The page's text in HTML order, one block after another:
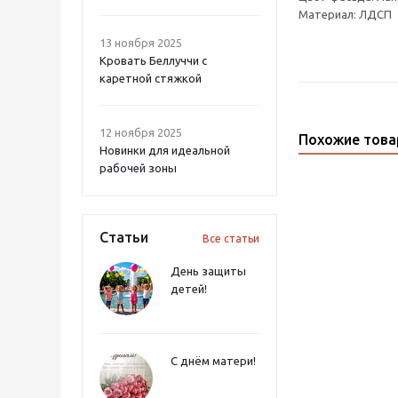
13 ноября 2025
Кровать Беллуччи с
каретной стяжкой
12 ноября 2025
Новинки для идеальной
рабочей зоны
Статьи Все статьи
День защиты
детей!
С днём матери!
Материал: ЛДСП
Похожие